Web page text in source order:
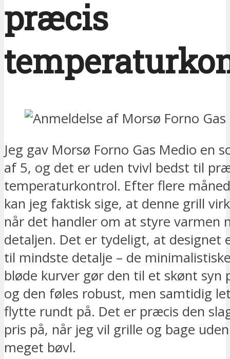
præcis
Jeg gav Morsø Forno Gas Medio en
af 5, og det er uden tvivl bedst til
temperaturkontrol. Efter flere
kan jeg faktisk sige, at denne grill
når det handler om at styre varmen
detaljen. Det er tydeligt, at designet
til mindste detalje – de
bløde kurver gør den til et skønt syn
og den føles robust, men samtidig
flytte rundt på. Det er præcis den
pris på, når jeg vil grille og bage
meget bøvl.